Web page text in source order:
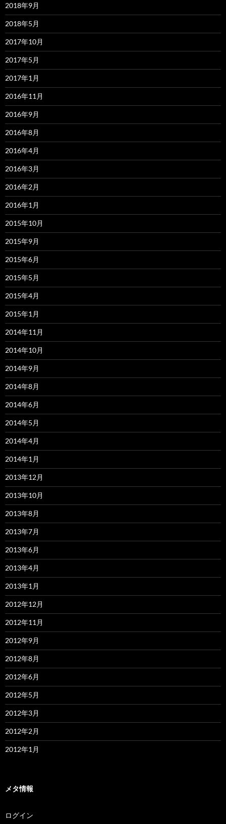
2018年9月
2018年5月
2017年10月
2017年5月
2017年1月
2016年11月
2016年9月
2016年8月
2016年4月
2016年3月
2016年2月
2016年1月
2015年10月
2015年9月
2015年6月
2015年5月
2015年4月
2015年1月
2014年11月
2014年10月
2014年9月
2014年8月
2014年6月
2014年5月
2014年4月
2014年1月
2013年12月
2013年10月
2013年8月
2013年7月
2013年6月
2013年4月
2013年1月
2012年12月
2012年11月
2012年9月
2012年8月
2012年6月
2012年5月
2012年3月
2012年2月
2012年1月
メタ情報
ログイン